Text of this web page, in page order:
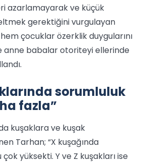
azarlamayarak ve küçük
gerektiğini vurgulayan
çocuklar özerklik duygularını
anne babalar otoriteyi ellerinde
sorumluluk
fazla”
kuşaklara ve kuşak
Tarhan; “X kuşağında
yüksekti. Y ve Z kuşakları ise